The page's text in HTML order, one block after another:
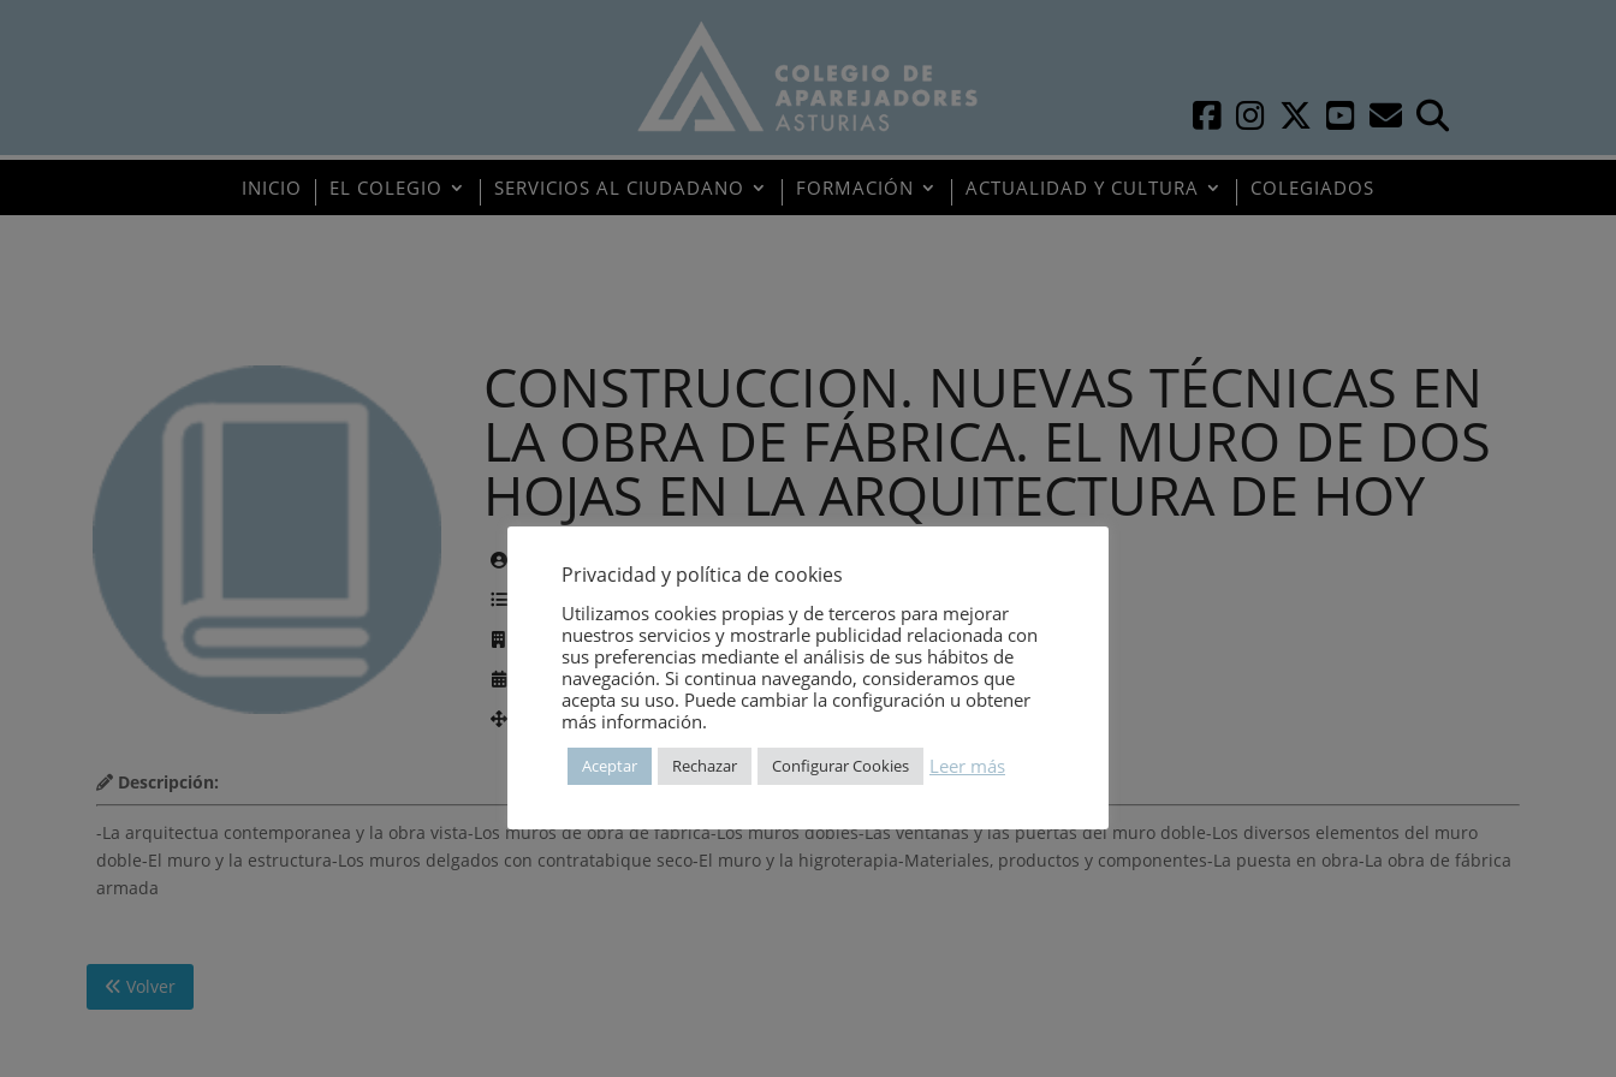
INICIO EL COLEGIO SERVICIOS AL CIUDADANO FORMACIÓN ACTUALIDAD Y CULTURA COLEGIADOS
CONSTRUCCION. NUEVAS TÉCNICAS EN
LA OBRA DE FÁBRICA. EL MURO DE DOS
HOJAS EN LA ARQUITECTURA DE HOY
Editor:
EDITORIAL GUSTAVO GILI, S.A.
Año de publicación:
8 de agosto de 1985
Número:
1739
Descripción:
-La arquitectua contemporanea y la obra vista-Los muros de obra de fábrica-Los muros dobles-Las ventanas y las puertas del muro doble-Los diversos elementos del muro
doble-El muro y la estructura-Los muros delgados con contratabique seco-El muro y la higroterapia-Materiales, productos y componentes-La puesta en obra-La obra de fábrica
armada
Volver
Privacidad y política de cookies
Utilizamos cookies propias y de terceros para mejorar
nuestros servicios y mostrarle publicidad relacionada con
sus preferencias mediante el análisis de sus hábitos de
navegación. Si continua navegando, consideramos que
acepta su uso. Puede cambiar la configuración u obtener
más información.
Aceptar Rechazar Configurar Cookies Leer más